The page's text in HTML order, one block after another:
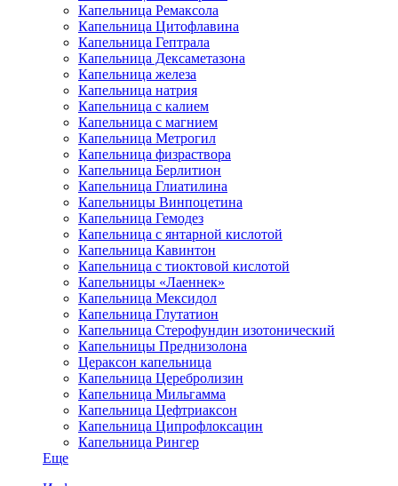
Капельница Ремаксола
Капельница Цитофлавина
Капельница Гептрала
Капельница Дексаметазона
Капельница железа
Капельница натрия
Капельница с калием
Капельница с магнием
Капельница Метрогил
Капельница физраствора
Капельница Берлитион
Капельница Глиатилина
Капельницы Винпоцетина
Капельница Гемодез
Капельница с янтарной кислотой
Капельница Кавинтон
Капельница с тиоктовой кислотой
Капельницы «Лаеннек»
Капельница Мексидол
Капельница Глутатион
Капельница Стерофундин изотонический
Капельницы Преднизолона
Цераксон капельница
Капельница Церебролизин
Капельница Мильгамма
Капельница Цефтриаксон
Капельница Ципрофлоксацин
Капельница Рингер
Еще